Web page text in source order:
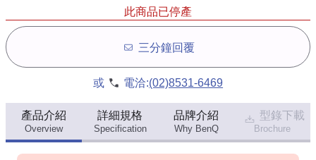
此商品已停產
三分鐘回覆
或 電洽:(02)8531-6469
產品介紹
Overview
詳細規格
Specification
品牌介紹
Why BenQ
型錄下載
Brochure